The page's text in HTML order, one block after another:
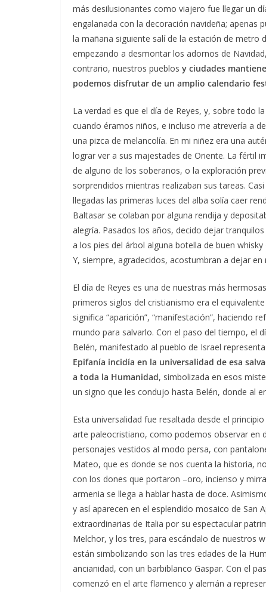
más desilusionantes como viajero fue llegar un
engalanada con la decoración navideña; apenas
la mañana siguiente salí de la estación de metro
empezando a desmontar los adornos de
contrario, nuestros pueblos y ciudades
podemos disfrutar de un amplio calendario
La verdad es que el día de Reyes, y, sobre todo
cuando éramos niños, e incluso me atrevería a
una pizca de melancolía. En mi niñez era una
lograr ver a sus majestades de Oriente. La fértil
de alguno de los soberanos, o la exploración
sorprendidos mientras realizaban sus tareas.
llegadas las primeras luces del alba solía caer
Baltasar se colaban por alguna rendija y
alegría. Pasados los años, decido dejar
a los pies del árbol alguna botella de buen
Y, siempre, agradecidos, acostumbran a dejar en
El día de Reyes es una de nuestras más
primeros siglos del cristianismo era el
significa “aparición”, “manifestación”, haciendo
mundo para salvarlo. Con el paso del tiempo, el
Belén, manifestado al pueblo de Israel
Epifanía incidía en la universalidad de esa
a toda la Humanidad, simbolizada en esos
un signo que les condujo hasta Belén, donde al
Esta universalidad fue resaltada desde el
arte paleocristiano, como podemos observar en
personajes vestidos al modo persa, con
Mateo, que es donde se nos cuenta la historia,
con los dones que portaron –oro, incienso y
armenia se llega a hablar hasta de doce.
y así aparecen en el esplendido mosaico de San
extraordinarias de Italia por su espectacular
Melchor, y los tres, para escándalo de nuestros
están simbolizando son las tres edades de la
ancianidad, con un barbiblanco Gaspar. Con el
comenzó en el arte flamenco y alemán a